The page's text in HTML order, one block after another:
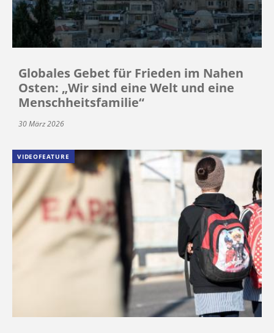
Globales Gebet für Frieden im Nahen
Osten: „Wir sind eine Welt und eine
Menschheitsfamilie“
30 März 2026
VIDEOFEATURE